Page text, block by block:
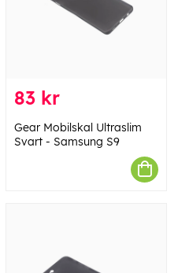
83 kr
Gear Mobilskal Ultraslim
Svart - Samsung S9